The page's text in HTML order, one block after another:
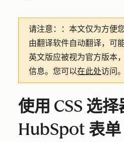
请注意： ：本文仅为方便
由翻译软件自动翻译，可
英文版应被视为官方版本
信息。您可以在此处访问。
使用 CSS 选
HubSpot 表单